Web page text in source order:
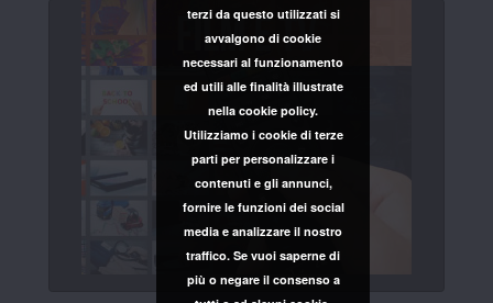
terzi da questo utilizzati si
avvalgono di cookie
necessari al funzionamento
ed utili alle finalità illustrate
nella cookie policy.
Utilizziamo i cookie di terze
parti per personalizzare i
contenuti e gli annunci,
fornire le funzioni dei social
media e analizzare il nostro
traffico. Se vuoi saperne di
più o negare il consenso a